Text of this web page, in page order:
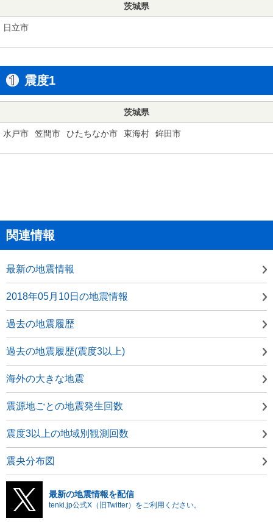
茨城県
日立市
震度1
茨城県
水戸市 笠間市 ひたちなか市 東海村 鉾田市
関連情報
最新の地震情報
2018年05月10日の地震情報
過去の地震履歴
過去の地震履歴(震度3以上)
海外の大きな地震
震源地ごとの地震発生回数
震度3以上の地域別観測回数
震央分布図
最新の地震情報を配信
tenki.jp公式X（旧Twitter）をご利用ください。